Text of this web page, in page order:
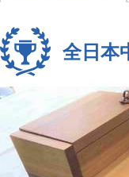
全日本